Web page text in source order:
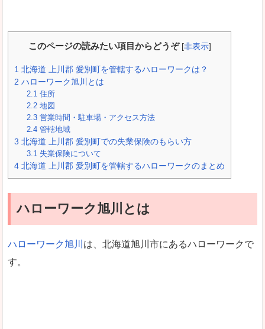
このページの読みたい項目からどうぞ [非表示]
1 北海道 上川郡 愛別町を管轄するハローワークは？
2 ハローワーク旭川とは
2.1 住所
2.2 地図
2.3 営業時間・駐車場・アクセス方法
2.4 管轄地域
3 北海道 上川郡 愛別町での失業保険のもらい方
3.1 失業保険について
4 北海道 上川郡 愛別町を管轄するハローワークのまとめ
ハローワーク旭川とは
ハローワーク旭川 は、北海道旭川市にあるハローワークで
す。